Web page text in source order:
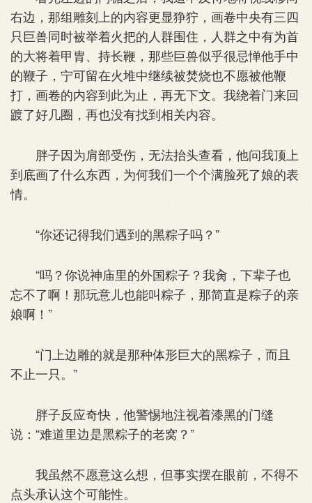
右边，那组雕刻上的内容更显狰狞，画卷中央有三四
只巨兽同时被举着火把的人群围住，人群之中有为首
的大将着甲胄、持长鞭，那些巨兽似乎很忌惮他手中
的鞭子，宁可留在火堆中继续被焚烧也不愿被他鞭
打，画卷的内容到此为止，再无下文。我绕着门来回
踱了好几圈，再也没有找到相关内容。
胖子因为肩部受伤，无法抬头查看，他问我顶上
到底画了什么东西，为何我们一个个满脸死了娘的表
情。
“你还记得我们遇到的黑粽子吗？”
“吗？你说神庙里的外国粽子？我肏，下辈子也
忘不了啊！那玩意儿也能叫粽子，那简直是粽子的亲
娘啊！”
“门上边雕的就是那种体形巨大的黑粽子，而且
不止一只。”
胖子反应奇快，他警惕地注视着漆黑的门缝
说：“难道里边是黑粽子的老窝？”
我虽然不愿意这么想，但事实摆在眼前，不得不
点头承认这个可能性。